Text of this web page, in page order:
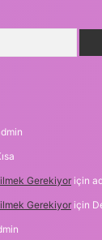
Gerekiyor için
Gerekiyor için